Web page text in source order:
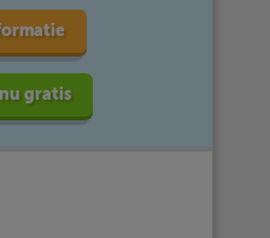
gratis